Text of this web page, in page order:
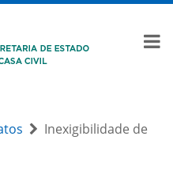
Inexigibilidade de